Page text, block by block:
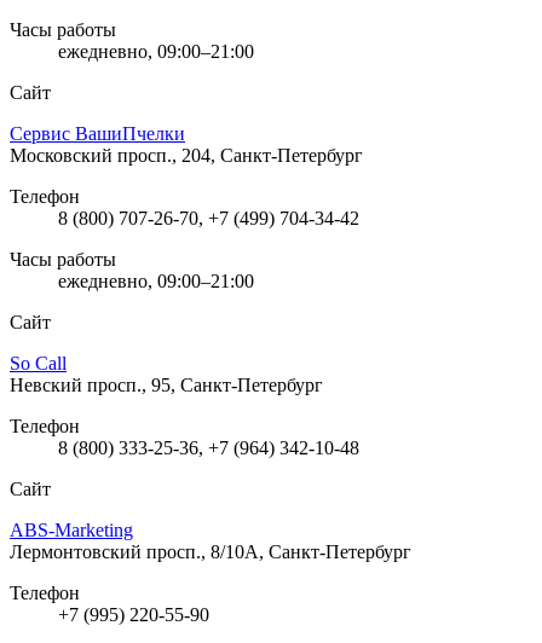
Часы работы
ежедневно, 09:00–21:00
Сайт
Сервис ВашиПчелки
Московский просп., 204, Санкт-Петербург
Телефон
8 (800) 707-26-70, +7 (499) 704-34-42
Часы работы
ежедневно, 09:00–21:00
Сайт
So Call
Невский просп., 95, Санкт-Петербург
Телефон
8 (800) 333-25-36, +7 (964) 342-10-48
Сайт
ABS-Marketing
Лермонтовский просп., 8/10А, Санкт-Петербург
Телефон
+7 (995) 220-55-90